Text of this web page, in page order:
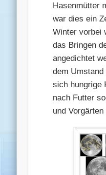
Hasenmütter
war dies ein
Winter vorbei
das Bringen
angedichtet
dem
sich hungrige
nach Futter
und